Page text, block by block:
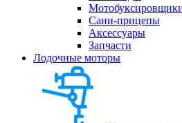
Сани-прицепы
Аксессуары
Запчасти
Лодочные моторы